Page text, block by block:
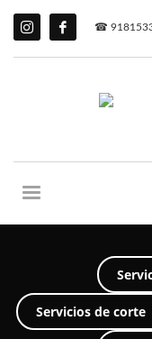
☎
Servicios de corte